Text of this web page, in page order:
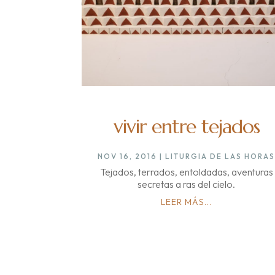
vivir entre tejados
NOV 16, 2016 |LITURGIA DE LAS HORAS
Tejados, terrados, entoldadas, aventuras
secretas a ras del cielo.
LEER MÁS...